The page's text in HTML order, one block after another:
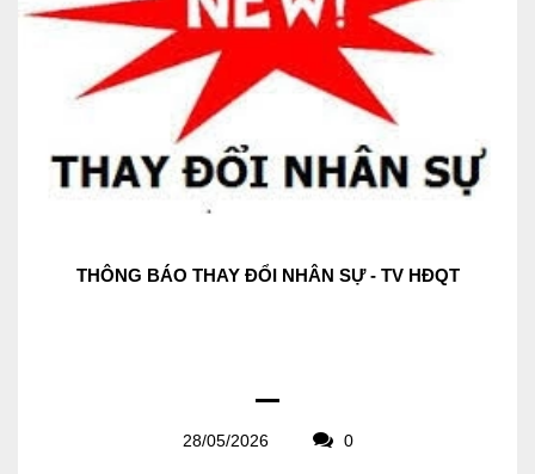
THÔNG BÁO THAY ĐỔI NHÂN SỰ - TV HĐQT
28/05/2026 0